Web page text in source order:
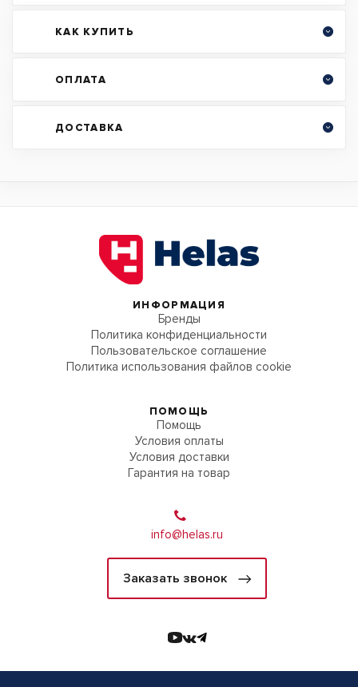
КАК КУПИТЬ
ОПЛАТА
ДОСТАВКА
ИНФОРМАЦИЯ
Бренды
Политика конфиденциальности
Пользовательское соглашение
Политика использования файлов cookie
ПОМОЩЬ
Помощь
Условия оплаты
Условия доставки
Гарантия на товар
info@helas.ru
Заказать звонок